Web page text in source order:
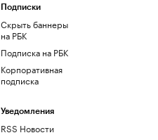
Подписки
Скрыть баннеры
на РБК
Подписка на РБК
Корпоративная
подписка
Уведомления
RSS Новости